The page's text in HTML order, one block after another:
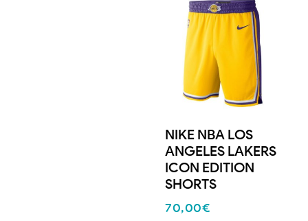
NIKE NBA LOS
ANGELES LAKERS
ICON EDITION
SHORTS
70,00€